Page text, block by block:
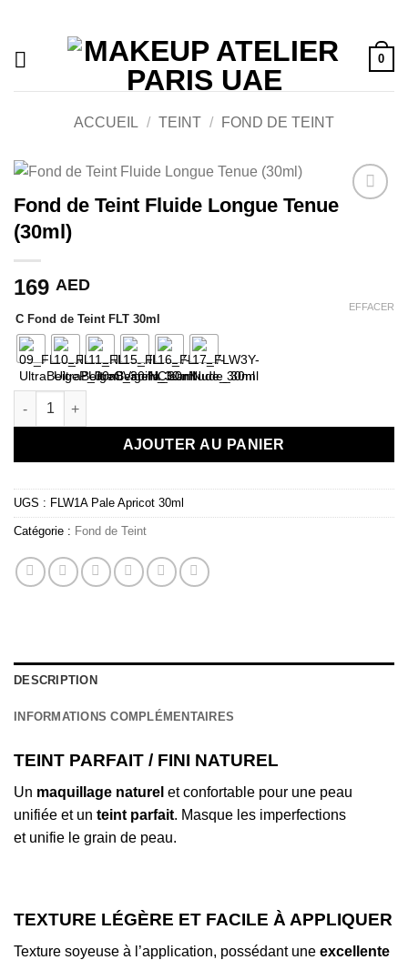
contenu
0
ACCUEIL / TEINT / FOND DE TEINT
Fond de Teint Fluide Longue Tenue
(30ml)
169 AED
C Fond de Teint FLT 30ml
EFFACER
quantité de Fond de Teint Fluide Longue Tenue (30ml)
AJOUTER AU PANIER
UGS : FLW1A Pale Apricot 30ml
Catégorie : Fond de Teint
DESCRIPTION
INFORMATIONS COMPLÉMENTAIRES
TEINT PARFAIT / FINI NATUREL
Un maquillage naturel et confortable pour une peau
unifiée et un teint parfait. Masque les imperfections
et unifie le grain de peau.
TEXTURE LÉGÈRE ET FACILE À APPLIQUER
Texture soyeuse à l’application, possédant une excellente